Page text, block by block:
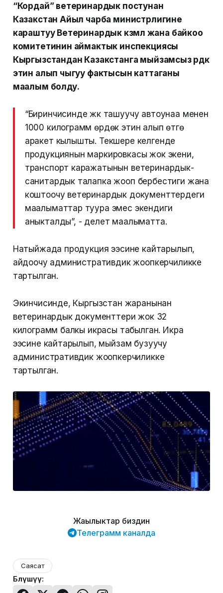
“Кордай” ветеринардык постунан
Казакстан Айыл чарба министрлигине
караштуу Ветеринардык көзөмөл жана байкоо
комитетинин аймактык инспекциясы
Кыргызстандан Казакстанга мыйзамсыз өрдөк
этин алып чыгуу фактысын каттаганы
маалым болду.
“Биринчисинде жүк ташуучу автоунаа менен
1000 килограмм өрдөк этин алып өтүүгө
аракет кылышты. Текшере келгенде
продукциянын маркировкасы жок экени,
транспорт каражатынын ветеринардык-
санитардык талапка жооп бербестиги жана
коштоочу ветеринардык документтердеги
маалыматтар туура эмес экендиги
аныкталды”, - делет маалыматта.
Натыйжада продукция ээсине кайтарылып,
айдоочу административдик жоопкерчиликке
тартылган.
Экинчисинде, Кыргызстан жаранынан
ветеринардык документтери жок 32
килограмм балкы икрасы табылган. Икра
ээсине кайтарылып, мыйзам бузуучу
административдик жоопкерчиликке
тартылган.
Жаңылыктар биздин
Телеграмм каналда
Саясат
Бөлүшүү: